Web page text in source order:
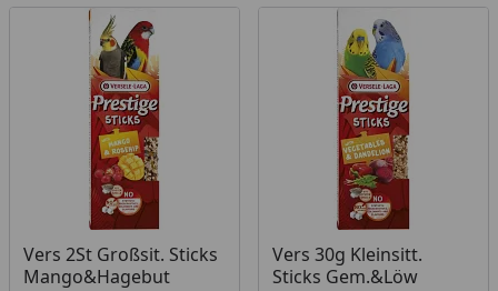
Vers 2St Großsit. Sticks
Mango&Hagebut
Produkt am Lager
Vers 30g Kleinsitt.
Sticks Gem.&Löw
Produkt am Lager